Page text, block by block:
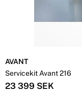
AVANT
Servicekit Avant 216
23 399 SEK